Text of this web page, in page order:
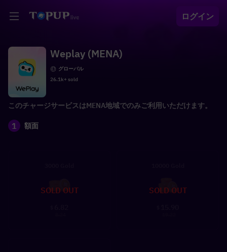
ログイン
Weplay (MENA)
グローバル
26.1k+ sold
このチャージサービスはMENA地域でのみご利用いただけます。
1 額面
SOLD OUT SOLD OUT